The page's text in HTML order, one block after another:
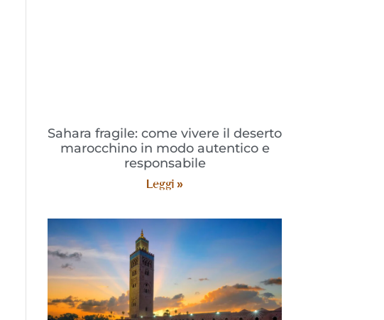
Sahara fragile: come vivere il deserto
marocchino in modo autentico e
responsabile
Leggi »